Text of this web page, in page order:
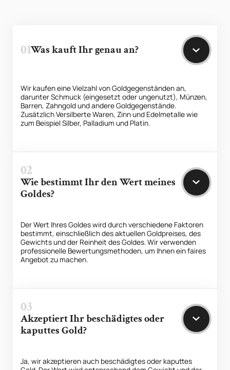
01Was kauft Ihr genau an?
Wir kaufen eine Vielzahl von Goldgegenständen an,
darunter Schmuck (eingesetzt oder ungenutzt), Münzen,
Barren, Zahngold und andere Goldgegenstände.
Zusätzlich Versilberte Waren, Zinn und Edelmetalle wie
zum Beispiel Silber, Palladium und Platin.
02
Wie bestimmt Ihr den Wert meines
Goldes?
Der Wert Ihres Goldes wird durch verschiedene Faktoren
bestimmt, einschließlich des aktuellen Goldpreises, des
Gewichts und der Reinheit des Goldes. Wir verwenden
professionelle Bewertungsmethoden, um Ihnen ein faires
Angebot zu machen.
03
Akzeptiert Ihr beschädigtes oder
kaputtes Gold?
Ja, wir akzeptieren auch beschädigtes oder kaputtes